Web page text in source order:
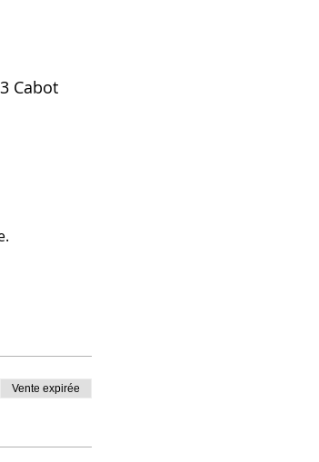
Cabot
Vente expirée